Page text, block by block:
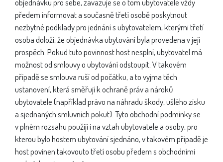
objednávku pro sebe, zavazuje se o tom ubytovatele vždy
předem informovat a současně třetí osobě poskytnout
nezbytné podklady pro jednání s ubytovatelem, kterými třetí
osoba doloží, že objednávka ubytování byla provedena v její
prospěch. Pokud tuto povinnost host nesplní, ubytovatel má
možnost od smlouvy o ubytování odstoupit. V takovém
případě se smlouva ruší od počátku, a to vyjma těch
ustanovení, která směřují k ochraně práv a nároků
ubytovatele (například právo na náhradu škody, ušlého zisku
a sjednaných smluvních pokut). Tyto obchodní podmínky se
v plném rozsahu použijí i na vztah ubytovatele a osoby, pro
kterou bylo hostem ubytování sjednáno, v takovém případě je
host povinen takovouto třetí osobu předem s obchodními